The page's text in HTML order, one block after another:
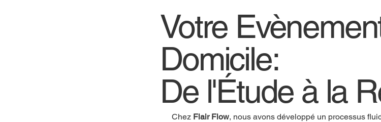
Votre
Domicile:
De l'Étude à la
Chez Flair Flow, nous avons développé un processus